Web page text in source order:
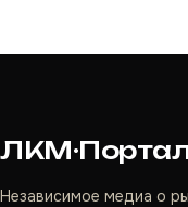
Независимое медиа о